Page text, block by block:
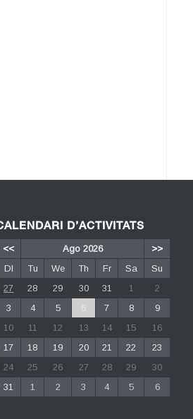
D’ACTIVITATS
<< Ago 2026
>>
Dl
Tu We Th Fr Sa
Su
27
28 29 30 31 1
2
3
4 5 6 7 8
9
10
11 12 13 14 15
16
17
18 19 20 21 22
23
24
25 26 27 28 29
30
31
1 2 3 4 5 6